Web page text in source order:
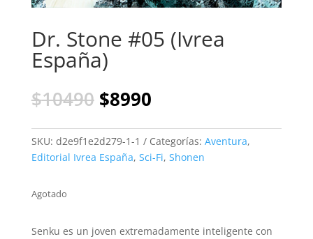
Dr. Stone #05 (Ivrea
España)
$10490 El
precio
original
era:
$10490.
$8990El
actual
es:
$8990.
SKU: d2e9f1e2d279-1-1 Categorías: Aventura,
Editorial Ivrea España, Sci-Fi, Shonen
Agotado
Senku es un joven extremadamente inteligente con